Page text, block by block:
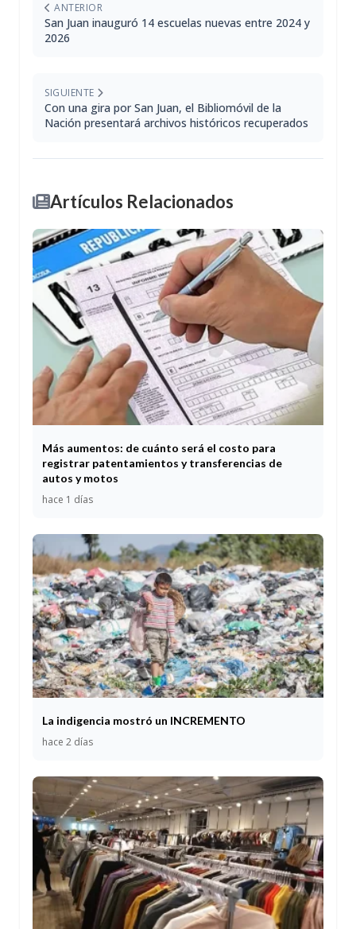
ANTERIOR
San Juan inauguró 14 escuelas nuevas entre 2024 y
2026
SIGUIENTE
Con una gira por San Juan, el Bibliomóvil de la
Nación presentará archivos históricos recuperados
Artículos Relacionados
Más aumentos: de cuánto será el costo para
registrar patentamientos y transferencias de
autos y motos
hace 1 días
La indigencia mostró un INCREMENTO
hace 2 días